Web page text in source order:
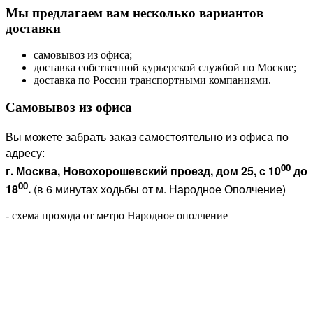
Мы предлагаем вам несколько вариантов
доставки
самовывоз из офиса;
доставка собственной курьерской службой по Москве;
доставка по России транспортными компаниями.
Самовывоз из офиса
Вы можете забрать заказ самостоятельно из офиса по
адресу:
г. Москва, Новохорошевский проезд, дом 25, с 1000 до
1800. (в 6 минутах ходьбы от м. Народное Ополчение)
- схема прохода от метро Народное ополчение